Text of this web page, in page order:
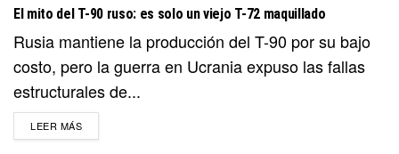
El mito del T-90 ruso: es solo un viejo T-72 maquillado
Rusia mantiene la producción del T-90 por su bajo
costo, pero la guerra en Ucrania expuso las fallas
estructurales de...
LEER MÁSDETAILS